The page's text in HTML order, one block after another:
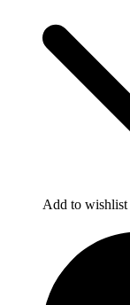
Add to wishlist